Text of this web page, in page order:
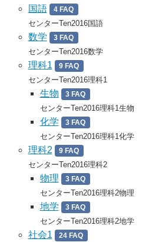
国語 4 FAQ
センターTen2016国語
数学 3 FAQ
センターTen2016数学
理科1 9 FAQ
センターTen2016理科1
生物 3 FAQ
センターTen2016理科1生物
化学 3 FAQ
センターTen2016理科1化学
理科2 9 FAQ
センターTen2016理科2
物理 3 FAQ
センターTen2016理科2物理
地学 3 FAQ
センターTen2016理科2地学
社会1 24 FAQ